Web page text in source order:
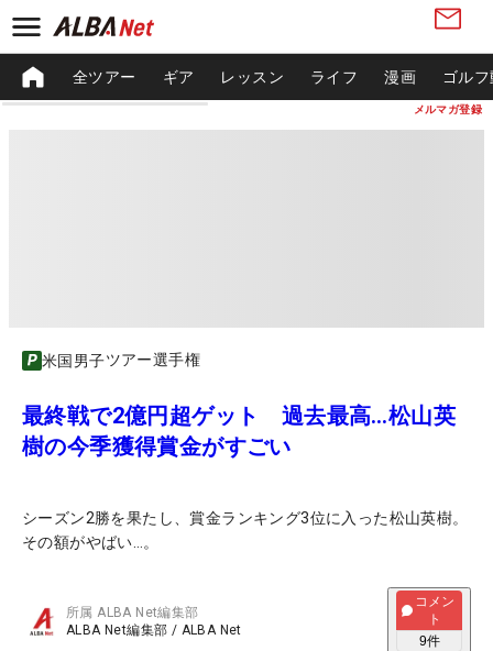
メルマガ登録
全ツアー ギア レッスン ライフ 漫画 ゴル
米国男子ツアー選手権
最終戦で2億円超ゲット 過去最高…松山英
樹の今季獲得賞金がすごい
シーズン2勝を果たし、賞金ランキング3位に入った松山英樹。
その額がやばい…。
所属ALBA Net編集部
ALBA Net編集部 / ALBA Net
コメン
ト
9件